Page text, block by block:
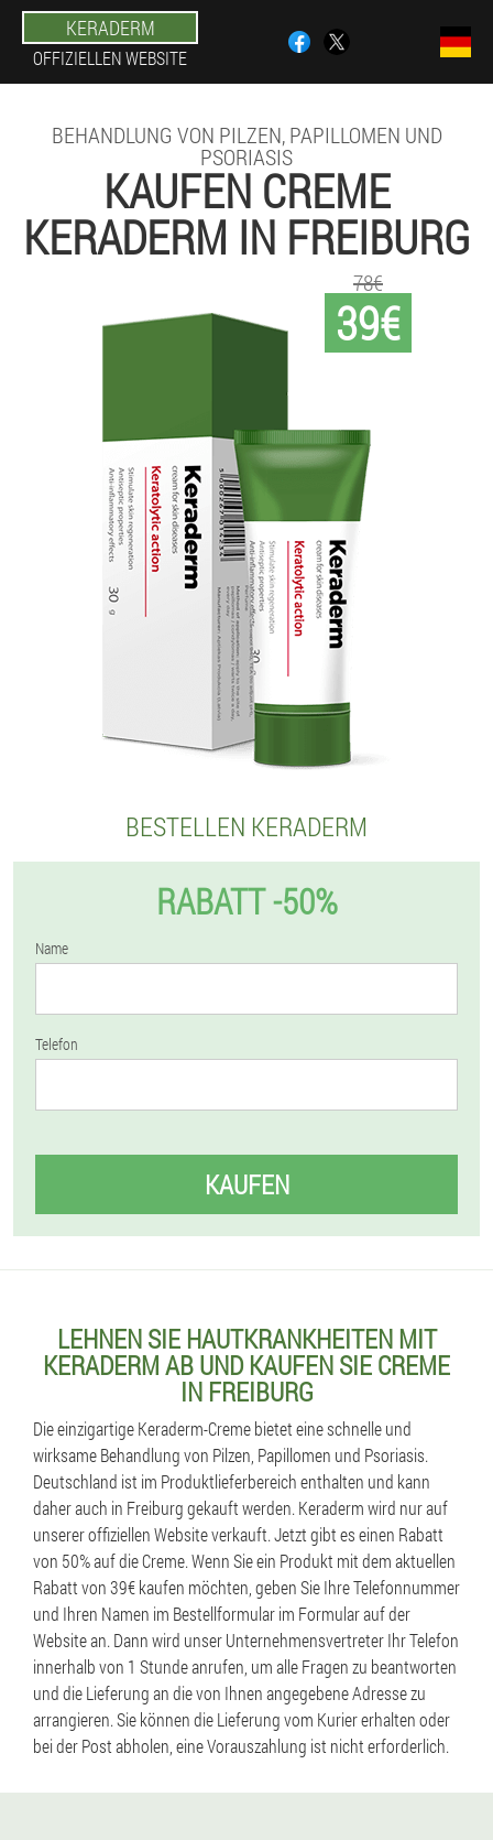
KERADERM
OFFIZIELLEN WEBSITE
BEHANDLUNG VON PILZEN, PAPILLOMEN UND
PSORIASIS
KAUFEN CREME
KERADERM IN FREIBURG
39€
78€
BESTELLEN KERADERM
RABATT -50%
Name
Telefon
KAUFEN
LEHNEN SIE HAUTKRANKHEITEN MIT
KERADERM AB UND KAUFEN SIE CREME
IN FREIBURG
Die einzigartige Keraderm-Creme bietet eine schnelle und
wirksame Behandlung von Pilzen, Papillomen und Psoriasis.
Deutschland ist im Produktlieferbereich enthalten und kann
daher auch in Freiburg gekauft werden. Keraderm wird nur auf
unserer offiziellen Website verkauft. Jetzt gibt es einen Rabatt
von 50% auf die Creme. Wenn Sie ein Produkt mit dem aktuellen
Rabatt von 39€ kaufen möchten, geben Sie Ihre Telefonnummer
und Ihren Namen im Bestellformular im Formular auf der
Website an. Dann wird unser Unternehmensvertreter Ihr Telefon
innerhalb von 1 Stunde anrufen, um alle Fragen zu beantworten
und die Lieferung an die von Ihnen angegebene Adresse zu
arrangieren. Sie können die Lieferung vom Kurier erhalten oder
bei der Post abholen, eine Vorauszahlung ist nicht erforderlich.